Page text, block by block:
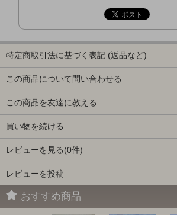
特定商取引法に基づく表記 (返品など)
この商品について問い合わせる
この商品を友達に教える
買い物を続ける
レビューを見る(0件)
レビューを投稿
おすすめ商品